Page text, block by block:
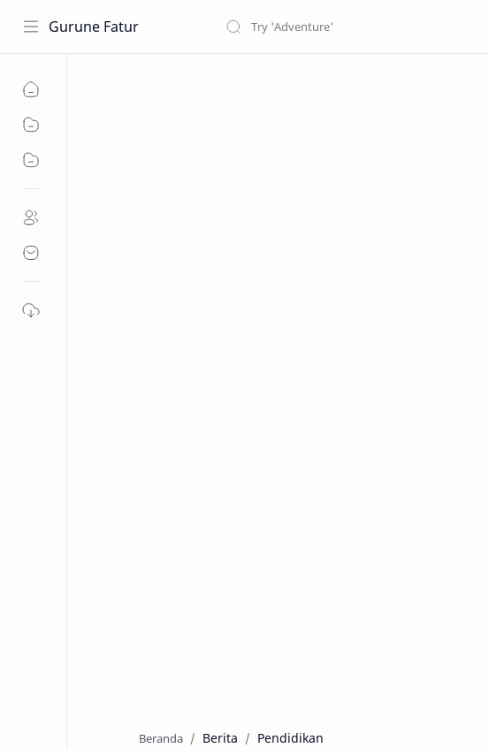
Gurune Fatur
Beranda Berita Pendidikan